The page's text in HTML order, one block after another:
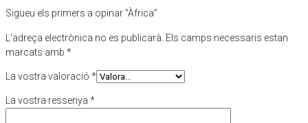
Sigueu els primers a opinar “Àfrica”
L'adreça electrònica no es publicarà. Els camps necessaris estan
marcats amb *
La vostra valoració *
La vostra ressenya *